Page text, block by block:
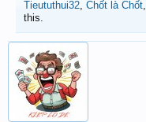
Tieututhui32, Chốt là Chốt,
this.